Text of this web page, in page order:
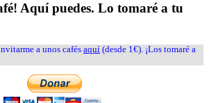
Aquí puedes. Lo tomaré a tu
a unos cafés aquí (desde 1€). ¡Los tomaré a